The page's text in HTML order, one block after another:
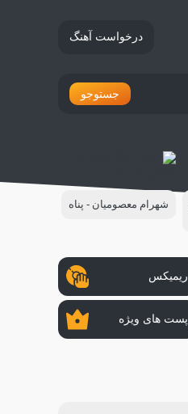
درخواست آهنگ
جستوجو
شهرام معصومیان - پناه
ریمیکس
پست های ویژه